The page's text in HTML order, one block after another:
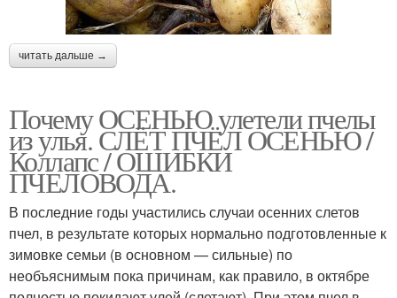
читать дальше →
Почему ОСЕНЬЮ улетели пчелы
из улья. СЛЁТ ПЧЁЛ ОСЕНЬЮ /
Коллапс / ОШИБКИ
ПЧЕЛОВОДА.
В последние годы участились случаи осенних слетов
пчел, в результате которых нормально подготовленные к
зимовке семьи (в основном — сильные) по
необъяснимым пока причинам, как правило, в октябре